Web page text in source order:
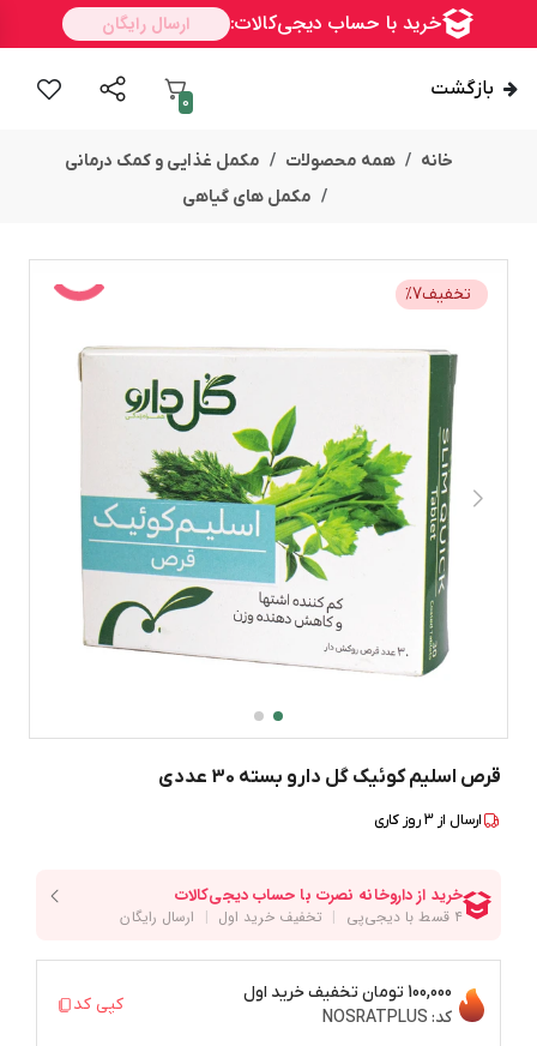
بازگشت
0
خانه همه محصولات
مکمل غذایی و کمک درمانی
مکمل های گیاهی
تخفیف %7
قرص اسلیم کوئیک گل دارو بسته 30 عددی
ارسال از 3روز کاری
100,000 تومان
تخفیف خرید اول
کد: NOSRATPLUS
کپی کد